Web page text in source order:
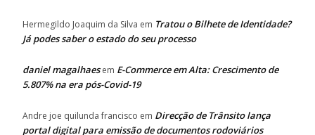
Hermegildo Joaquim da Silva em Tratou o Bilhete de Identidade?
Já podes saber o estado do seu processo
daniel magalhaesem E-Commerce em Alta: Crescimento de
5.807% na era pós-Covid-19
Andre joe quilunda francisco em Direcção de Trânsito lança
portal digital para emissão de documentos rodoviários